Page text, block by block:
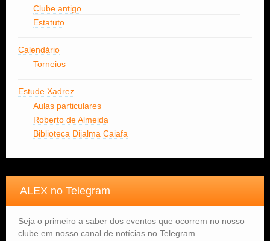
Clube antigo
Estatuto
Calendário
Torneios
Estude Xadrez
Aulas particulares
Roberto de Almeida
Biblioteca Dijalma Caiafa
ALEX no Telegram
Seja o primeiro a saber dos eventos que ocorrem no nosso
clube em nosso canal de notícias no Telegram.